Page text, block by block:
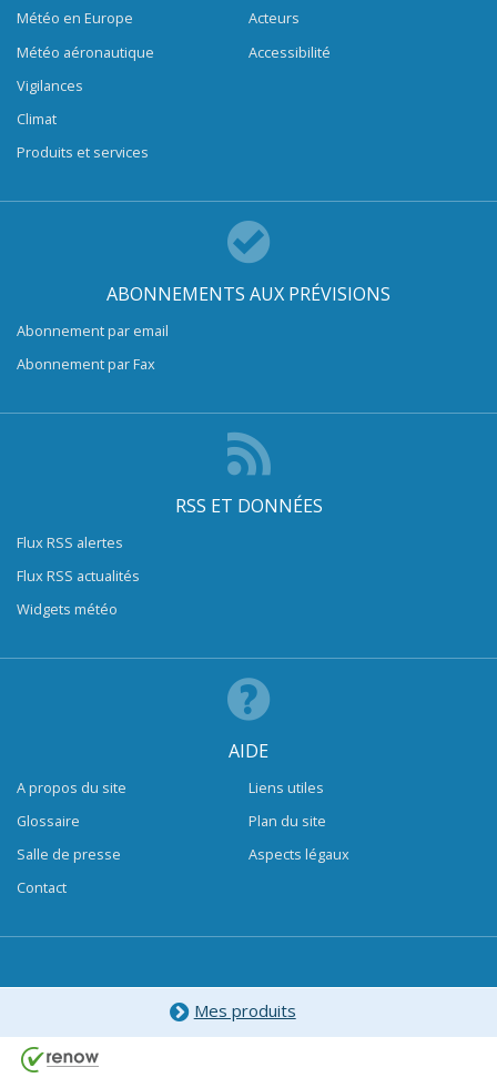
Météo en Europe
Météo aéronautique
Vigilances
Climat
Produits et services
Acteurs
Accessibilité
ABONNEMENTS AUX PRÉVISIONS
Abonnement par email
Abonnement par Fax
RSS ET DONNÉES
Flux RSS alertes
Flux RSS actualités
Widgets météo
AIDE
A propos du site
Glossaire
Salle de presse
Contact
Liens utiles
Plan du site
Aspects légaux
Mes produits